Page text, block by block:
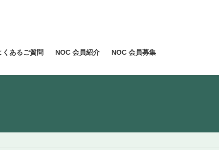
くあるご質問 NOC 会員紹介 NOC 会員募集